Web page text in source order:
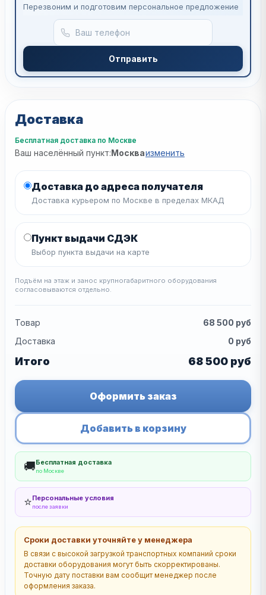
Перезвоним и подготовим персональное предложение
Отправить
Доставка
Бесплатная доставка по Москве
Ваш населённый пункт:Москваизменить
Доставка до адреса получателя
Доставка курьером по Москве в пределах МКАД
Пункт выдачи СДЭК
Выбор пункта выдачи на карте
Подъём на этаж и занос крупногабаритного оборудования
согласовываются отдельно.
Товар 68 500 руб
Доставка
0 руб
Итого 68 500 руб
Оформить заказ
Добавить в корзину
🚚Бесплатная доставка
по Москве
⭐Персональные условия
после заявки
Сроки доставки уточняйте у менеджера
В связи с высокой загрузкой транспортных компаний сроки
доставки оборудования могут быть скорректированы.
Точную дату поставки вам сообщит менеджер после
оформления заказа.